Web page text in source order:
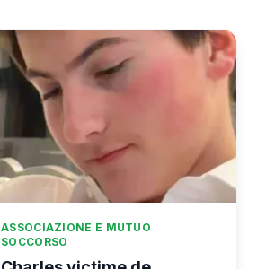
ASSOCIAZIONE E MUTUO
SOCCORSO